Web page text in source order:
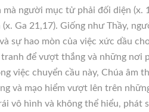
người mục tử phải đối diện (x.
Ga 21,17). Giống như Thầy,
sự hao mòn của việc xức dầu
để vượt thắng và những nơi
việc chuyển cầu này, Chúa âm
và mạo hiểm vượt lên trên
vô hình và không thể hiểu, phát